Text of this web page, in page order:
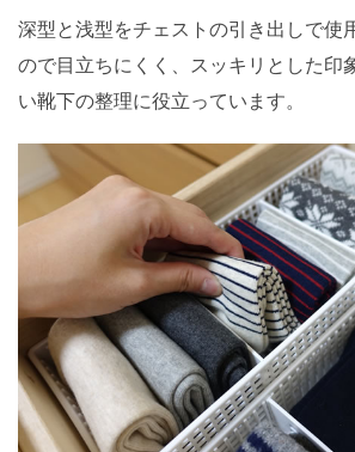
深型と浅型をチェストの引き出しで使
ので目立ちにくく、スッキリとした印
い靴下の整理に役立っています。